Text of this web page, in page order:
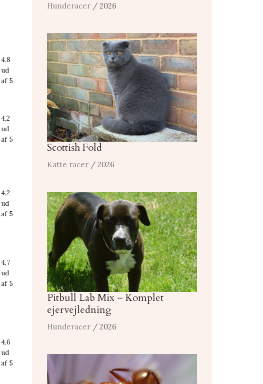
4,8
ud
af 5
4,2
ud
af 5
4,2
ud
af 5
4,7
ud
af 5
4,6
ud
af 5
Hunderacer / 2026
Scottish Fold
Katte racer / 2026
Pitbull Lab Mix – Komplet
ejervejledning
Hunderacer / 2026